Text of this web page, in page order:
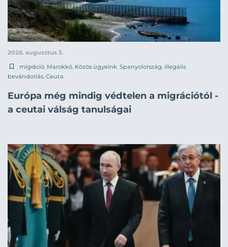
2026. augusztus 3.
migráció, Marokkó, Közös ügyeink, Spanyolország, illegális
bevándorlás, Ceuta
Európa még mindig védtelen a migrációtól -
a ceutai válság tanulságai